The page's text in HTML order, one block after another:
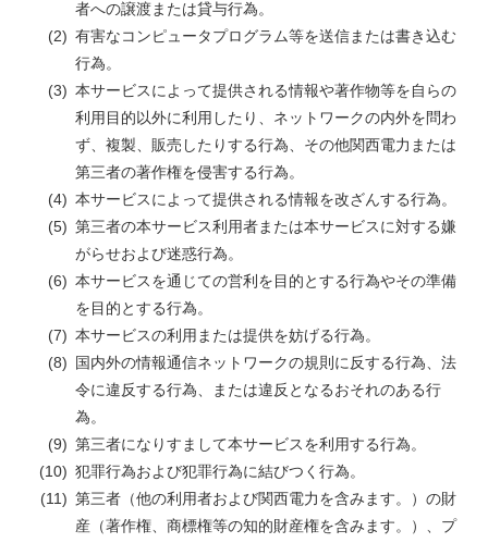
者への譲渡または貸与行為。
有害なコンピュータプログラム等を送信または書き込む
行為。
本サービスによって提供される情報や著作物等を自らの
利用目的以外に利用したり、ネットワークの内外を問わ
ず、複製、販売したりする行為、その他関西電力または
第三者の著作権を侵害する行為。
本サービスによって提供される情報を改ざんする行為。
第三者の本サービス利用者または本サービスに対する嫌
がらせおよび迷惑行為。
本サービスを通じての営利を目的とする行為やその準備
を目的とする行為。
本サービスの利用または提供を妨げる行為。
国内外の情報通信ネットワークの規則に反する行為、法
令に違反する行為、または違反となるおそれのある行
為。
第三者になりすまして本サービスを利用する行為。
犯罪行為および犯罪行為に結びつく行為。
第三者（他の利用者および関西電力を含みます。）の財
産（著作権、商標権等の知的財産権を含みます。）、プ